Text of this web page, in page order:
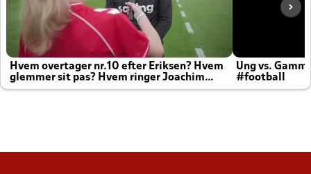
Hvem overtager nr.10 efter Eriksen? Hvem
glemmer sit pas? Hvem ringer Joachim
altid til efter kampe?
Ung vs.
#football